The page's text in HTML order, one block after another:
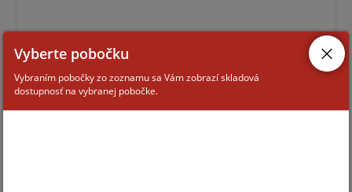
Vyberte pobočku
Vybraním pobočky zo zoznamu sa Vám zobrazí skladová
dostupnosť na vybranej pobočke.